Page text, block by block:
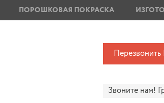
ПОРОШКОВАЯ ПОКРАСКА
Перезвонить
Звоните нам!